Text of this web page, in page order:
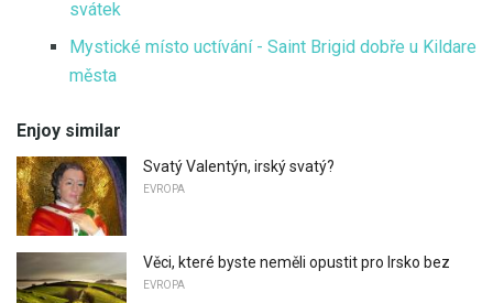
svátek
Mystické místo uctívání - Saint Brigid dobře u Kildare
města
Enjoy similar
Svatý Valentýn, irský svatý?
EVROPA
Věci, které byste neměli opustit pro Irsko bez
EVROPA